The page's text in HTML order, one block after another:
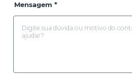
Mensagem *